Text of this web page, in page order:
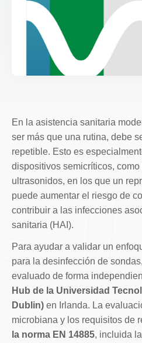
En la asistencia sanitaria
ser más que una rutina, debe
repetible. Esto es
dispositivos semicríticos,
ultrasonidos, en los que un
puede aumentar el riesgo de
contribuir a las infecciones
sanitaria (HAI).
Para ayudar a validar un
para la desinfección de
evaluado de forma
Hub de la Universidad
Dublin)en Irlanda. La
microbiana y los requisitos de
la norma EN 14885, incluida